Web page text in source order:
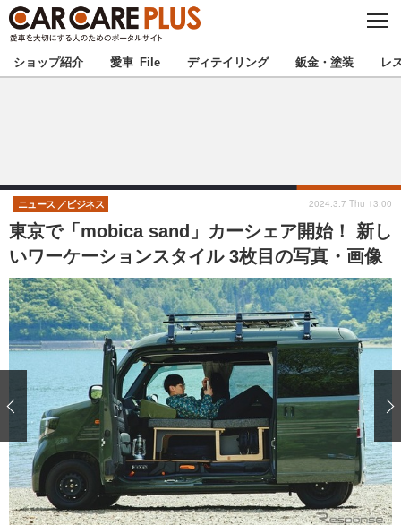
C
S
E
★カーケアプラス認定★ 厳選プロショップを地域から探す
甲信越 北陸
東海 関西
中国 四国
九州 沖縄
注目の記事
ショップレポート 愛車 File
自動車豆知識 ストップ！不具合修理＆粗悪修理
鈑金・塗装
ディテイリング
ディテイリング
ヘッドライト磨き コーティング
フィルム・ラッピング
鈑金・塗装
小キズ直し 防錆
特集記事
ストップ 不具合修理＆粗悪修理
カーメーカー「旧車」関連プロジェ
ショップ紹介
ショップ紹介 愛車 File ディテイリング 鈑金・塗装 レ
東京で「mobica sand」カーシェア開始！ 新し
いワーケーションスタイル 3枚目の写真・画像
ニュース ビジネス 2024.3.7 Thu 13:00